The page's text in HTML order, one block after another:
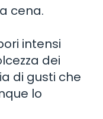
cena.
intensi
dei
di gusti che
lo